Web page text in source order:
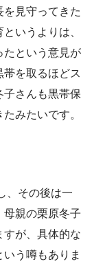
見守ってきた
いうよりは、
たという意見が
を取るほどス
子さんも黒帯保
みたいです。
、その後は一
母親の栗原冬子
すが、具体的な
う噂もありま